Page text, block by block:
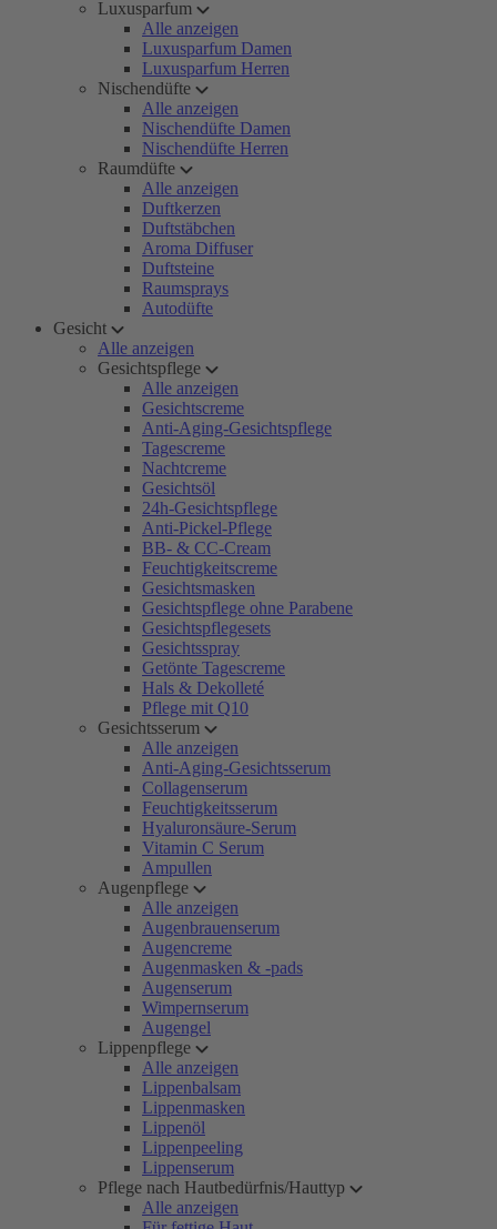
Luxusparfum
Alle anzeigen
Luxusparfum Damen
Luxusparfum Herren
Nischendüfte
Alle anzeigen
Nischendüfte Damen
Nischendüfte Herren
Raumdüfte
Alle anzeigen
Duftkerzen
Duftstäbchen
Aroma Diffuser
Duftsteine
Raumsprays
Autodüfte
Gesicht
Alle anzeigen
Gesichtspflege
Alle anzeigen
Gesichtscreme
Anti-Aging-Gesichtspflege
Tagescreme
Nachtcreme
Gesichtsöl
24h-Gesichtspflege
Anti-Pickel-Pflege
BB- & CC-Cream
Feuchtigkeitscreme
Gesichtsmasken
Gesichtspflege ohne Parabene
Gesichtspflegesets
Gesichtsspray
Getönte Tagescreme
Hals & Dekolleté
Pflege mit Q10
Gesichtsserum
Alle anzeigen
Anti-Aging-Gesichtsserum
Collagenserum
Feuchtigkeitsserum
Hyaluronsäure-Serum
Vitamin C Serum
Ampullen
Augenpflege
Alle anzeigen
Augenbrauenserum
Augencreme
Augenmasken & -pads
Augenserum
Wimpernserum
Augengel
Lippenpflege
Alle anzeigen
Lippenbalsam
Lippenmasken
Lippenöl
Lippenpeeling
Lippenserum
Pflege nach Hautbedürfnis/Hauttyp
Alle anzeigen